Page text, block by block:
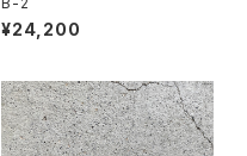
¥24,200